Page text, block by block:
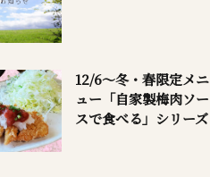
12/6～冬・春限定メニ
ュー「自家製梅肉ソー
スで食べる」シリーズ